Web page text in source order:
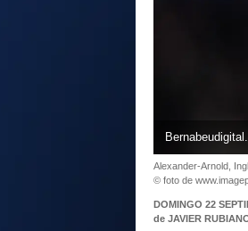
Alexander-Arnold,
© foto de
DOMINGO 22
de JAVIER